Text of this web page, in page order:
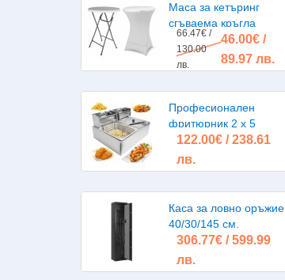
Маса за кетъринг
сгъваема кръгла
диаметър 80см.
66.47€ /
130.00
лв.
46.00€ /
89.97 лв.
Професионален
фритюрник 2 х 5
литра 2х2500W
122.00€ / 238.61
лв.
Каса за ловно оръжие
40/30/145 см.
306.77€ / 599.99
лв.